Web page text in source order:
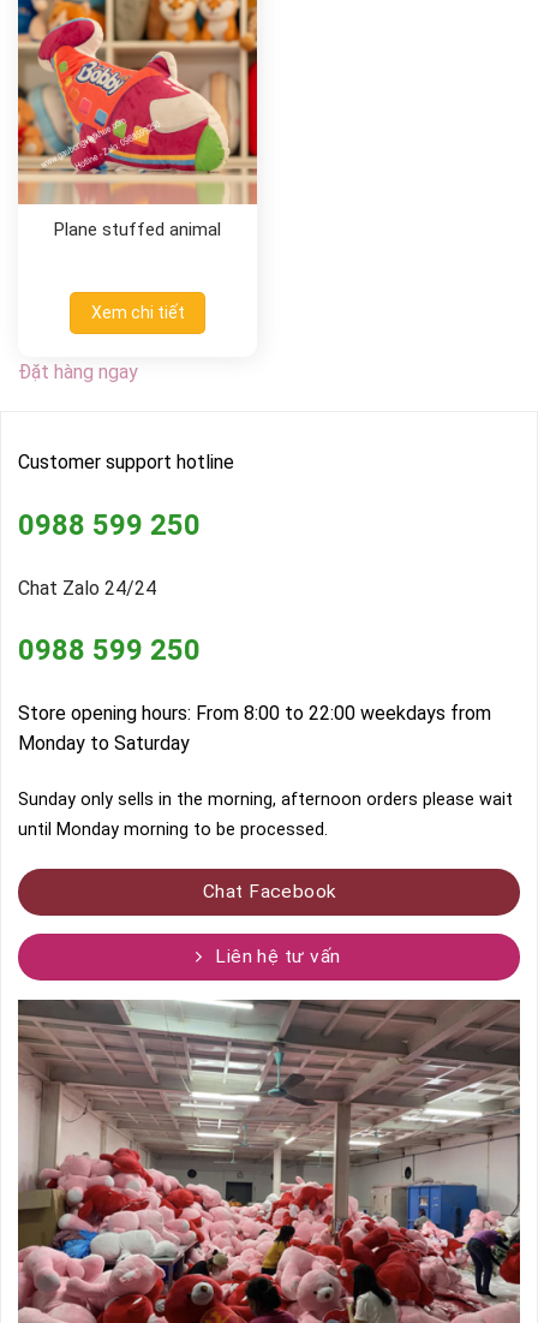
Plane stuffed animal
Xem chi tiết
Đặt hàng ngay
Customer support hotline
0988 599 250
Chat Zalo 24/24
0988 599 250
Store opening hours: From 8:00 to 22:00 weekdays from
Monday to Saturday
Sunday only sells in the morning, afternoon orders please wait
until Monday morning to be processed.
Chat Facebook
Liên hệ tư vấn